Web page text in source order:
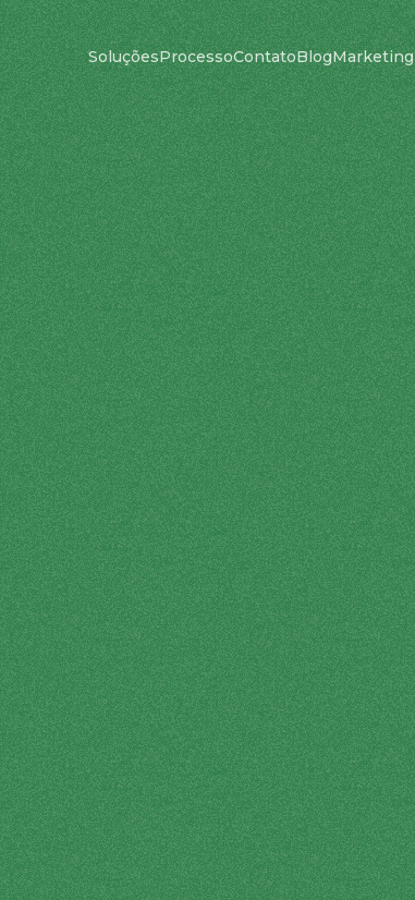
SoluçõesProcessoContatoBlogMarketing